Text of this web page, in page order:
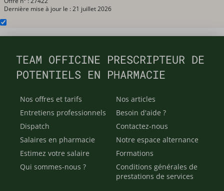
Dernière mise à jour le : 21 juillet 2026
TEAM OFFICINE PRESCRIPTEUR DE
POTENTIELS EN PHARMACIE
Nos offres et tarifs
Entretiens professionnels
Dispatch
Salaires en pharmacie
Estimez votre salaire
Qui sommes-nous ?
Nos articles
Besoin d'aide ?
Contactez-nous
Notre espace alternance
Formations
Conditions générales de
prestations de services